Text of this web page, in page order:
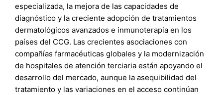
especializada, la mejora de las capacidades de
diagnóstico y la creciente adopción de tratamientos
dermatológicos avanzados e inmunoterapia en los
países del CCG. Las crecientes asociaciones con
compañías farmacéuticas globales y la modernización
de hospitales de atención terciaria están apoyando el
desarrollo del mercado, aunque la asequibilidad del
tratamiento y las variaciones en el acceso continúan